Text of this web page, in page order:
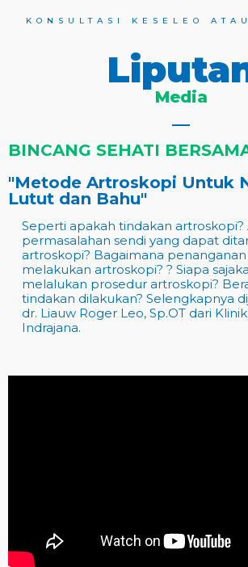
KONSULTASI KESELEO
Media
BINCANG SEHATI
"Metode Artroskopi Untuk
Lutut dan Bahu"
Seperti apakah tindakan artroskopi?
permasalahan sendi yang dapat
artroskopi? Bagaimana
melakukan artroskopi? ? Siapa
melalukan prosedur artroskopi?
tindakan dilakukan? Selengkapnya
dr. Liauw Roger Leo, Sp.OT dari
Indrajana.